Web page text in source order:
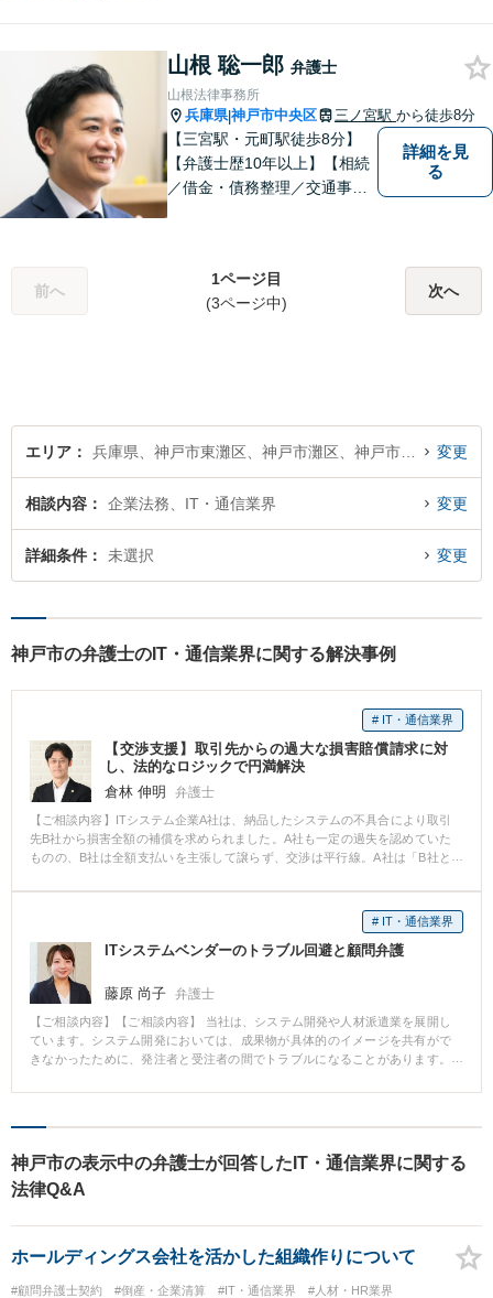
山根 聡一郎 弁護士
山根法律事務所
兵庫県|神戸市中央区 三ノ宮駅 から徒歩8分
【三宮駅・元町駅徒歩8分】
【弁護士歴10年以上】【相続
／借金・債務整理／交通事
ていただいています。お困り
ごとがあればお気軽に。【夜
詳細を見
る
前へ
1ページ目
(3ページ中)
次へ
エリア 変更
相談内容 企業法務、IT・通信業界 変更
詳細条件 未選択 変更
神戸市の弁護士のIT・通信業界に関する解決事例
# IT・通信業界
【交渉支援】取引先からの過大な損害賠償請求に対
し、法的なロジックで円満解決
倉林 伸明
弁護士
【ご相談内容】ITシステム企業A社は、納品したシステムの不具合により取引
先B社から損害全額の補償を求められました。A社も一定の過失を認めていた
ものの、B社は全額支払いを主張して譲らず、交渉は平行線。A社は「B社と
相談。 弊所では、まずA社様へのヒアリングと資料確認を行い、B社の主張を
法的に分析。その上で、本件における法的に妥当な賠償水準を助言。感情論
ではなく法的なロジックに基づく交渉戦略を構築し、相手方との協議をバッ
クアップしました。 交渉の結果、A社様が妥当と考える水準での和解が成
立。法的根拠に基づく説明を尽くしたことで、B社との関係を損なうことな
く、円満に解決・取引継続を実現することができました。
# IT・通信業界
ITシステムベンダーのトラブル回避と顧問弁護
藤原 尚子 弁護士
【ご相談内容】【ご相談内容】 当社は、システム開発や人材派遣業を展開し
ています。システム開発においては、成果物が具体的のイメージを共有がで
きなかったために、発注者と受注者の間でトラブルになることがあります。
法改正も頻繁に行われる分野です。そのような不安を払拭し、事業に取り組
しました。 【解決の過程と結果】 依頼後、中川先生がビジネスモデルから法
的リスクの洗い出し、契約書の改定をしてくださいました。また、新規事業
の相談をすることもありますが、リスクを述べるだけではなくその回避方法
者である私自身の個人的な相談にもフランクに乗ってくださり、今では公私
ともに仲良くさせていただいているとても頼りになる存在です。 【コメン
ト】 システム開発な人材派遣では、トラブルや法律問題がつきものです。問
題になるたびにスポットで弁護士に相談にいくというのでは、スピード感が
神戸市の表示中の弁護士が回答したIT・通信業界に関する
法律Q&A
ホールディングス会社を活かした組織作りについて
#顧問弁護士契約 #倒産・企業清算 #IT・通信業界 #人材・HR業界